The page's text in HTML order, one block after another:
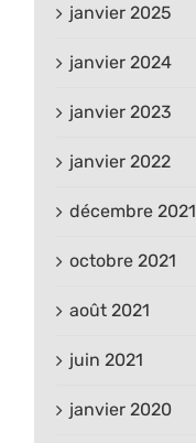
janvier 2025
janvier 2024
janvier 2023
janvier 2022
décembre 2021
octobre 2021
août 2021
juin 2021
janvier 2020